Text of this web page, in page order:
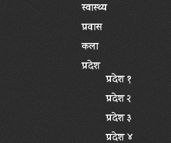
स्वास्थ्य
प्रवास
कला
प्रदेश
प्रदेश १
प्रदेश २
प्रदेश ३
प्रदेश ४